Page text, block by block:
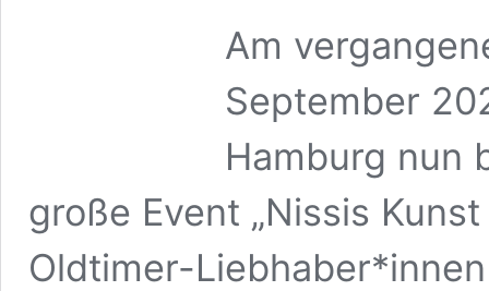
Am
September
Hamburg nun
große Event „Nissis
Oldtimer-